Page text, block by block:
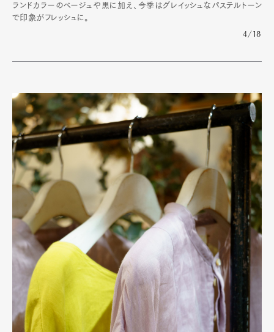
ランドカラーのベージュや黒に加え、今季はグレイッシュなパステルトーン
で印象がフレッシュに。
4/18